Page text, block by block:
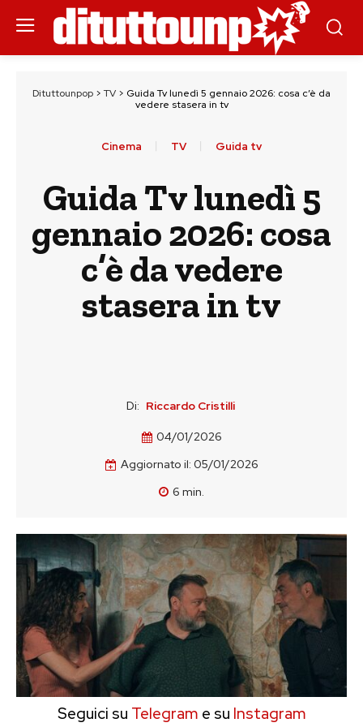
Dituttounpop > TV > Guida Tv lunedì 5 gennaio 2026: cosa c’è da
vedere stasera in tv
Cinema TV Guida tv
Guida Tv lunedì 5
gennaio 2026: cosa
c’è da vedere
stasera in tv
Di: Riccardo Cristilli
04/01/2026
Aggiornato il: 05/01/2026
6 min.
Seguici su Telegram e su Instagram